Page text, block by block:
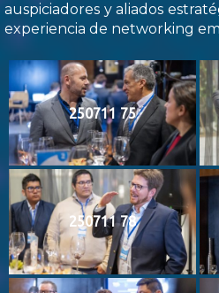
auspiciadores y aliados
experiencia de networking
250711 75
250711 78